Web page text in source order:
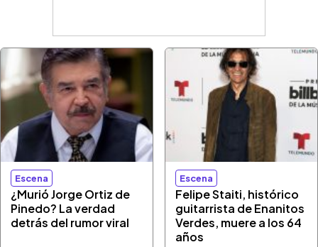
Escena
¿Murió Jorge Ortiz de
Pinedo? La verdad
detrás del rumor viral
Escena
Felipe Staiti, histórico
guitarrista de Enanitos
Verdes, muere a los 64
años